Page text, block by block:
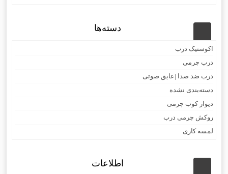
دسته‌ها
اکوستیک درب
درب چرمی
درب ضد صدا |عایق صوتی
دسته‌بندی نشده
دیوار کوب چرمی
روکش چرمی درب
لمسه کاری
اطلاعات